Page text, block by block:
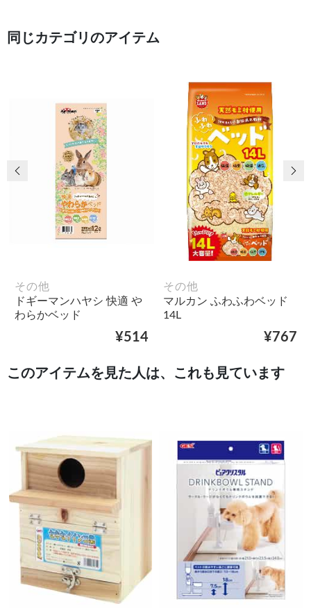
同じカテゴリのアイテム
その他
ドギーマンハヤシ 快適 や
わらかベッド
¥514
その他
マルカン ふわふわベッド
14L
¥767
前の画像 次
このアイテムを見た人は、これも見ています